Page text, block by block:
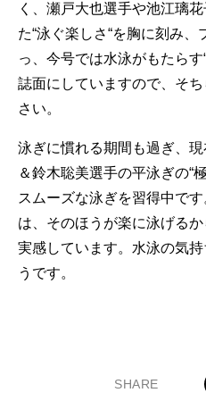
く、瀬戸大也選手や池江璃
た“泳ぐ楽しさ“を胸に刻み
っ、今号では水泳がもたらす
誌面にしていますので、そ
さい。
泳ぎに慣れる期間も過ぎ、
＆鈴木聡美選手の平泳ぎの“
スムーズな泳ぎを習得中で
は、そのほうが楽に泳げる
実感しています。水泳の気
うです。
SHARE